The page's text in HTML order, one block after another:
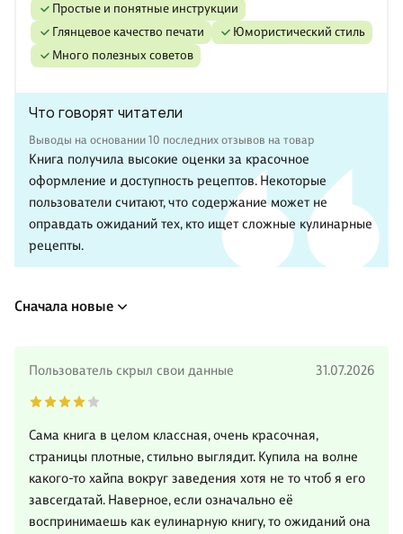
простые и понятные инструкции
глянцевое качество печати
юмористический стиль
много полезных советов
Что говорят читатели
Выводы на основании 10 последних отзывов на товар
Книга получила высокие оценки за красочное
оформление и доступность рецептов. Некоторые
пользователи считают, что содержание может не
оправдать ожиданий тех, кто ищет сложные кулинарные
рецепты.
Сначала новые
Пользователь скрыл свои данные 31.07.2026
Сама книга в целом классная, очень красочная,
страницы плотные, стильно выглядит. Купила на волне
какого-то хайпа вокруг заведения хотя не то чтоб я его
завсегдатай. Наверное, если означально её
воспринимаешь как еулинарную книгу, то ожиданий она